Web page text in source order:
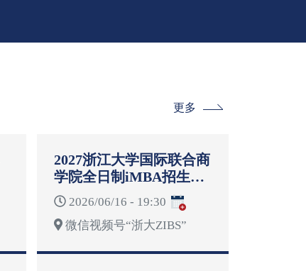
更多
2027浙江大学国际联合商
学院全日制iMBA招生启
动说明会
2026/06/16 - 19:30
微信视频号“浙大ZIBS”